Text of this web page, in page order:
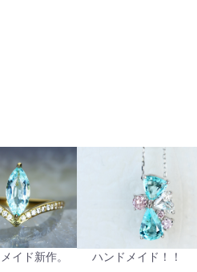
イド新作。 ハンドメイド！！